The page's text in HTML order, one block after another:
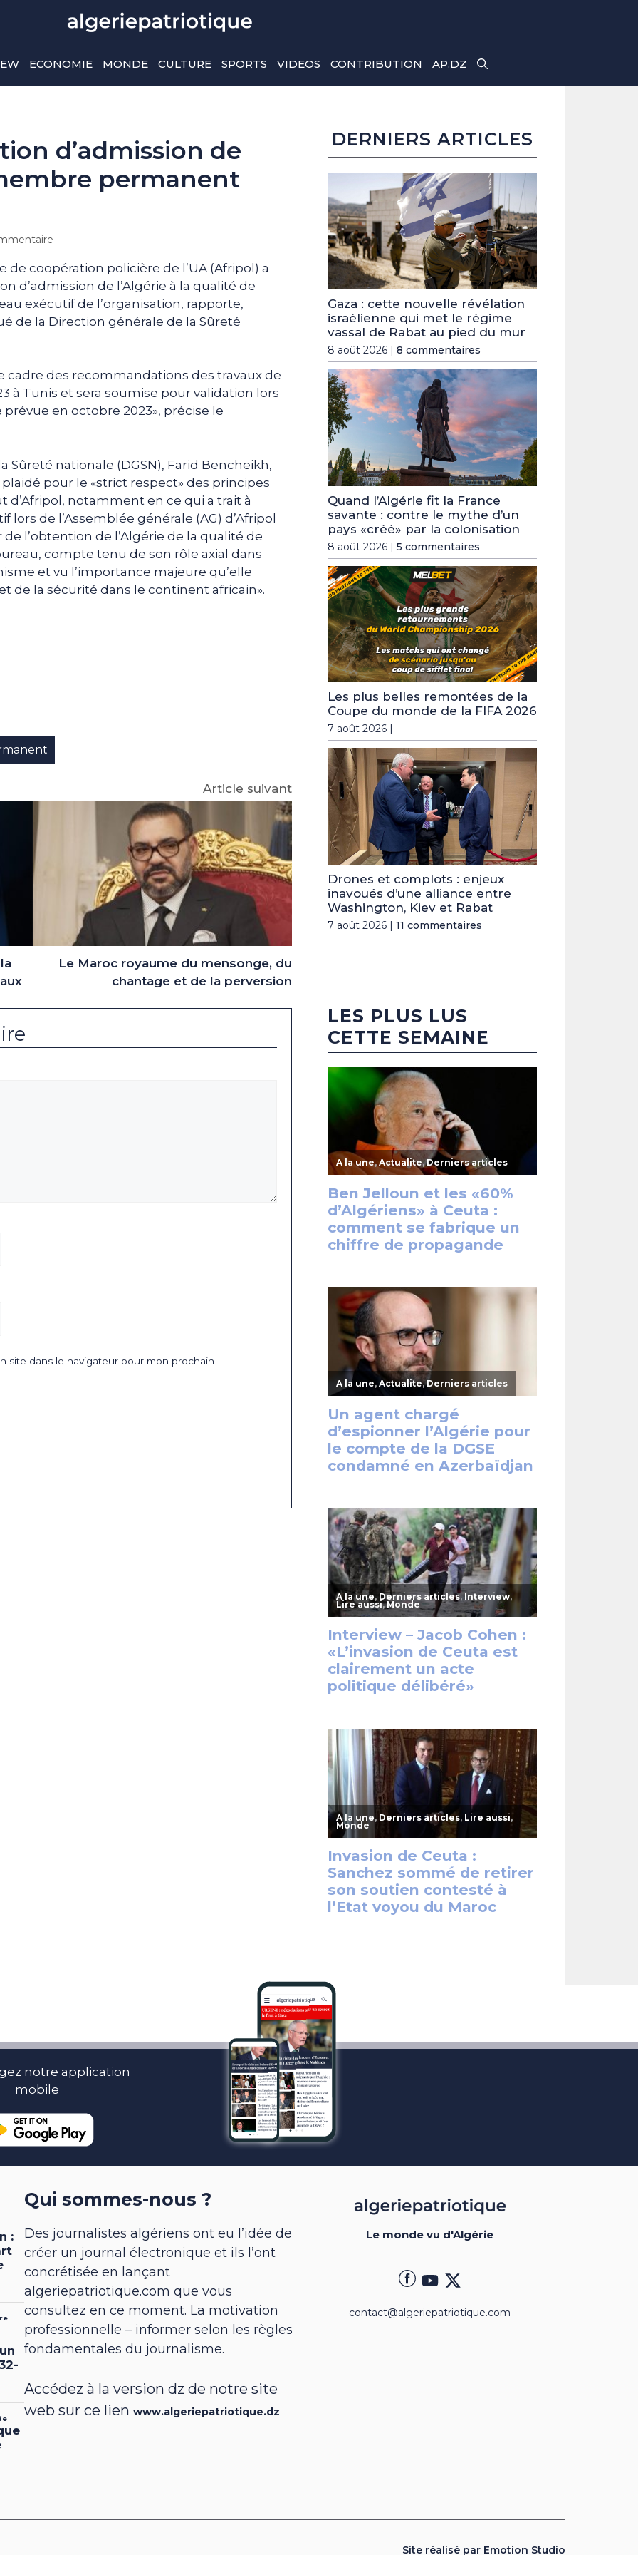
ECONOMIE MONDE CULTURE SPORTS VIDEOS CONTRIBUTION AP.DZ
d’admission de
permanent
coopération policière de l’UA (Afripol) a
d’admission de l’Algérie à la qualité de
exécutif de l’organisation, rapporte,
de la Direction générale de la Sûreté
cadre des recommandations des travaux de
à Tunis et sera soumise pour validation lors
en octobre 2023», précise le
Sûreté nationale (DGSN), Farid Bencheikh,
pour le «strict respect» des principes
notamment en ce qui a trait à
de l’Assemblée générale (AG) d’Afripol
l’obtention de l’Algérie de la qualité de
compte tenu de son rôle axial dans
et vu l’importance majeure qu’elle
de la sécurité dans le continent africain».
Article suivant
Le Maroc royaume du mensonge, du
chantage et de la perversion
site dans le navigateur pour mon prochain
DERNIERS ARTICLES
Gaza : cette nouvelle révélation
israélienne qui met le régime
vassal de Rabat au pied du mur
8 août 2026 | 8 commentaires
Quand l’Algérie fit la France
savante : contre le mythe d’un
pays «créé» par la colonisation
8 août 2026 | 5 commentaires
Les plus belles remontées de la
Coupe du monde de la FIFA 2026
7 août 2026 |
Drones et complots : enjeux
inavoués d’une alliance entre
Washington, Kiev et Rabat
7 août 2026 | 11 commentaires
LES PLUS LUS
CETTE SEMAINE
notre application
mobile
Qui sommes-nous ?
Des journalistes algériens ont eu l’idée de
créer un journal électronique et ils l’ont
concrétisée en lançant
algeriepatriotique.com que vous
consultez en ce moment. La motivation
professionnelle – informer selon les règles
fondamentales du journalisme.
Accédez à la version dz de notre site
web sur ce lienwww.algeriepatriotique.dz
Le monde vu d'Algérie
contact@algeriepatriotique.com
Site réalisé par Emotion Studio